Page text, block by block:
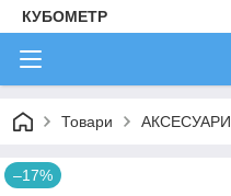
КУБОМЕТР
Товари АКСЕСУАРИ,
–17%